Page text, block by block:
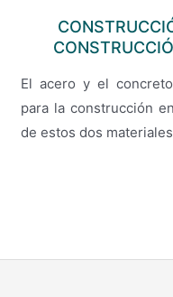
El acero y el
para la construcción
de estos dos